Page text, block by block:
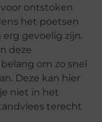
ontstoken
het poetsen
gevoelig zijn.
deze
om zo snel
Deze kan hier
niet in het
terecht